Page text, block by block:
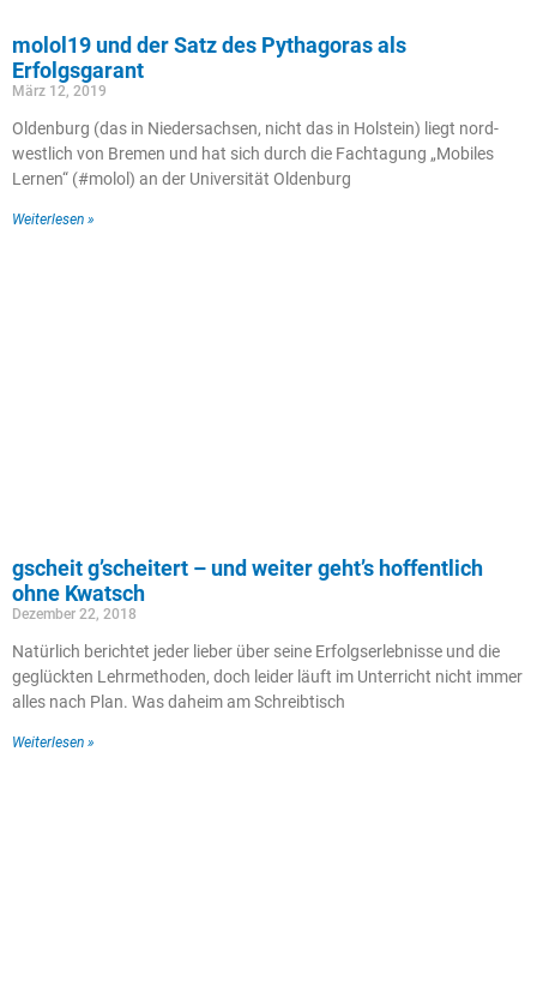
molol19 und der Satz des Pythagoras als
Erfolgsgarant
März 12, 2019
Oldenburg (das in Niedersachsen, nicht das in Holstein) liegt nord-
westlich von Bremen und hat sich durch die Fachtagung „Mobiles
Lernen“ (#molol) an der Universität Oldenburg
Weiterlesen »
gscheit g’scheitert – und weiter geht’s hoffentlich
ohne Kwatsch
Dezember 22, 2018
Natürlich berichtet jeder lieber über seine Erfolgserlebnisse und die
geglückten Lehrmethoden, doch leider läuft im Unterricht nicht immer
alles nach Plan. Was daheim am Schreibtisch
Weiterlesen »